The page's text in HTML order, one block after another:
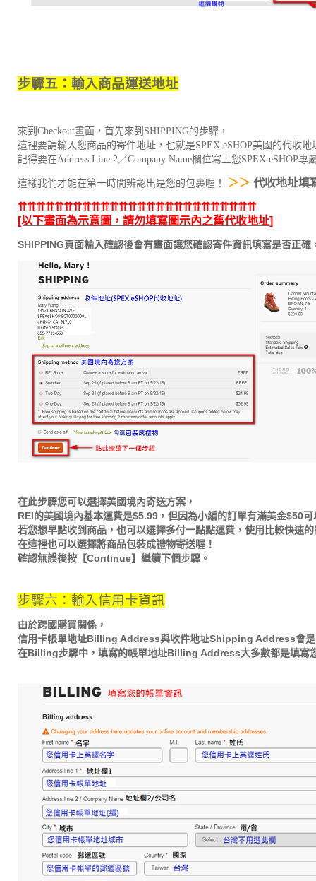
步驟五：輸入商品運送地址
來到Checkout畫面，首先來到SHIPPING的步驟，
這裡要請輸入您商品的寄件地址，也就是SPEX eSHOP美國的代收地
記得要在Address Line 2／Company Name欄位寫上您SPEX eSHOP專
這樣我們才能在第一時間辨認出是您的包裹喔！ ＞＞ 代收地址填
⇈⇈⇈⇈⇈⇈⇈⇈⇈⇈⇈⇈⇈⇈⇈⇈⇈⇈⇈⇈⇈⇈⇈⇈⇈⇈
[以下畫面為示意圖，請勿填寫圖示內之舊代收地址]
SHIPPING頁面輸入確認後會有畫面讓您確認寄件資訊填寫是否正確
在此步驟您可以選擇美國境內寄送方案，
REI的美國境內基本運費是$5.99，但因為小編的訂單有滿美金$50
若您想早點收到商品，也可以選擇多付一點點運費，使用比較快速
在這裡也可以選擇將商品包裝成禮物寄送喔！
確認無誤後按【Continue】繼續下個步驟。
步驟六：輸入信用卡資訊
由於跨國購買關係，
信用卡帳單地址Billing Address與收件地址Shipping Address會是
在Billing步驟中，填寫的帳單地址Billing Address大多數都是填寫